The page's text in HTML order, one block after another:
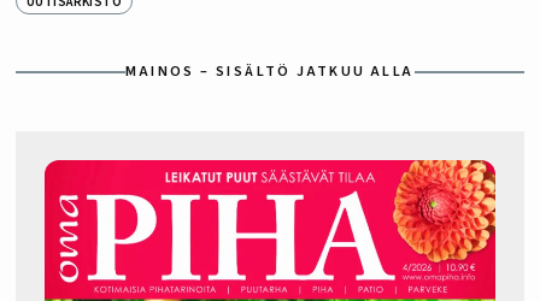
MAINOS – SISÄLTÖ JATKUU ALLA